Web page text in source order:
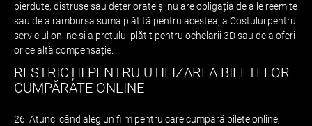
pierdute, distruse sau deteriorate și nu are obligația de a le reemite
sau de a rambursa suma plătită pentru acestea, a Costului pentru
serviciul online și a prețului plătit pentru ochelarii 3D sau de a oferi
orice altă compensație.
RESTRICȚII PENTRU UTILIZAREA BILETELOR
CUMPĂRATE ONLINE
26. Atunci când aleg un film pentru care cumpără bilete online,